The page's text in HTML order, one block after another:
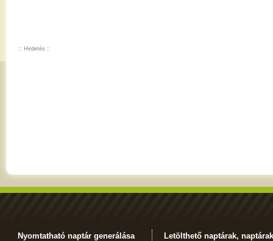
:: Hirdetés ::
Nyomtatható naptár generálása Letölthető naptárak, naptárak